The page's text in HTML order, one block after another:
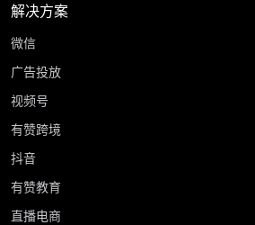
解决方案
微信
广告投放
视频号
有赞跨境
抖音
有赞教育
直播电商